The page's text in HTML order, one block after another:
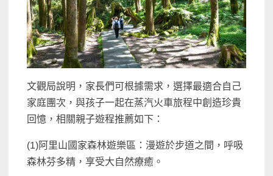
文觀局說明，家長們可根據需求，選擇最適合自己
家庭團次，與孩子一起在蒸汽火車旅程中創造珍貴
回憶，相關親子遊程推薦如下：
(1)阿里山國家森林遊樂區：漫遊於步道之間，呼吸
森林芬多精，享受大自然療癒。